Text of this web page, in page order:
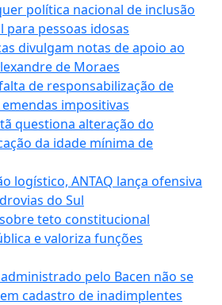
política nacional de inclusão
pessoas idosas
divulgam notas de apoio ao
de Moraes
de responsabilização de
impositivas
questiona alteração do
da idade mínima de
logístico, ANTAQ lança ofensiva
do Sul
teto constitucional
e valoriza funções
pelo Bacen não se
cadastro de inadimplentes